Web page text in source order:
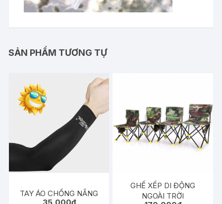
SẢN PHẨM TƯƠNG TỰ
TAY ÁO CHỐNG NẮNG
35,000₫
GHẾ XẾP DI ĐỘNG
NGOÀI TRỜI